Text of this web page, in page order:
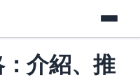
介紹、推